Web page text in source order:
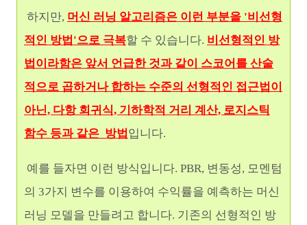
하지만, 머신 러닝 알고리즘은 이런 부분을 '비선형
적인 방법'으로 극복할 수 있습니다. 비선형적인 방
법이라함은 앞서 언급한 것과 같이 스코어를 산술
적으로 곱하거나 합하는 수준의 선형적인 접근법이
아닌, 다항 회귀식, 기하학적 거리 계산, 로지스틱
함수 등과 같은 방법 입니다.
예를 들자면 이런 방식입니다. PBR, 변동성, 모멘텀
의 3가지 변수를 이용하여 수익률을 예측하는 머신
러닝 모델을 만들려고 합니다. 기존의 선형적인 방